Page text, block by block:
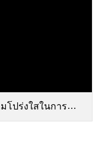
ของสถานศึกษาออนไลน์.png